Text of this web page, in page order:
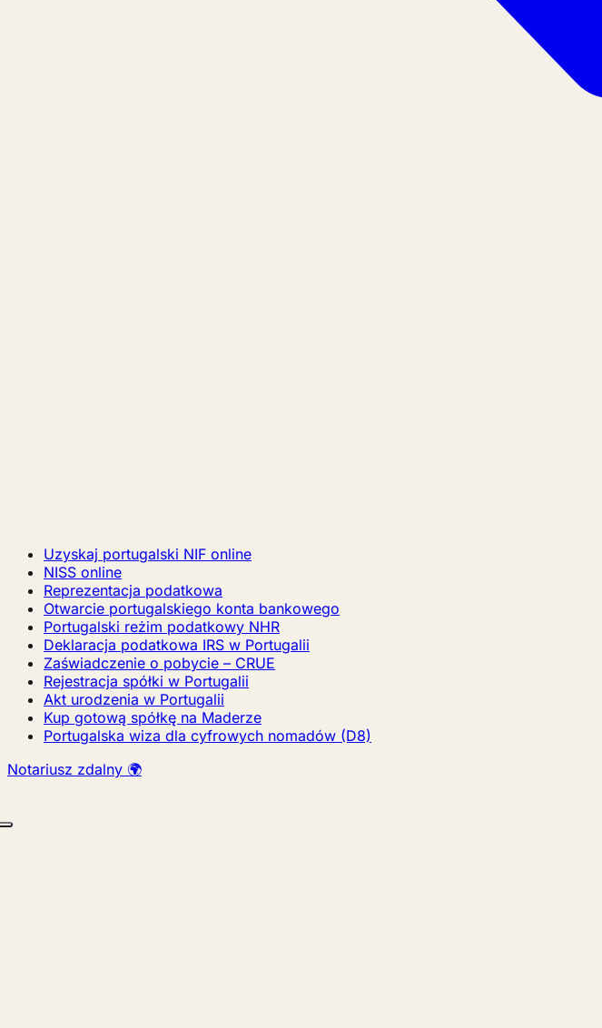
Uzyskaj portugalski NIF online
NISS online
Reprezentacja podatkowa
Otwarcie portugalskiego konta bankowego
Portugalski reżim podatkowy NHR
Deklaracja podatkowa IRS w Portugalii
Zaświadczenie o pobycie – CRUE
Rejestracja spółki w Portugalii
Akt urodzenia w Portugalii
Kup gotową spółkę na Maderze
Portugalska wiza dla cyfrowych nomadów (D8)
Notariusz zdalny 🌍